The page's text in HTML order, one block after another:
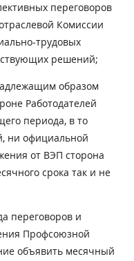
переговоров
Комиссии
трудовых
решений;
образом
Работодателей
периода, в то
ни официальной
от ВЭП сторона
срока так и не
переговоров и
Профсоюзной
объявить месячный